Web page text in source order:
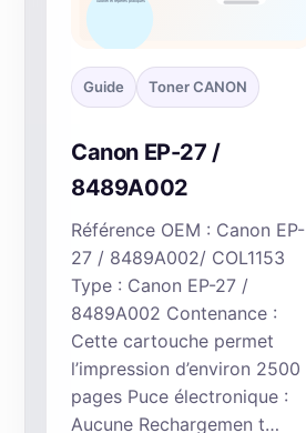
Guide Toner CANON
Canon EP-27 /
8489A002
Référence OEM : Canon EP-
27 / 8489A002/ COL1153
Type : Canon EP-27 /
8489A002 Contenance :
Cette cartouche permet
l’impression d’environ 2500
pages Puce électronique :
Aucune Rechargemen t…